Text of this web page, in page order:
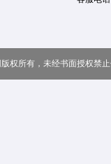
版权所有，未经书面授权